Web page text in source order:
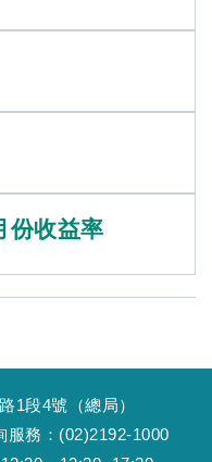
份收益率
1段4號（總局）
服務：(02)2192-1000